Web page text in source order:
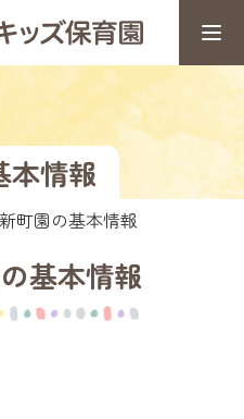
本情報
町園の基本情報
基本情報